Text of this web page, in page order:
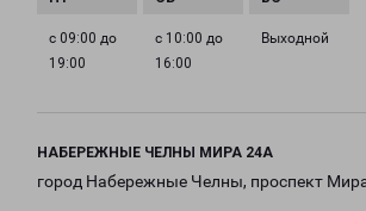
с 09:00 до
19:00
с 10:00 до
16:00
Выходной
НАБЕРЕЖНЫЕ ЧЕЛНЫ МИРА 24А
город Набережные Челны, проспект